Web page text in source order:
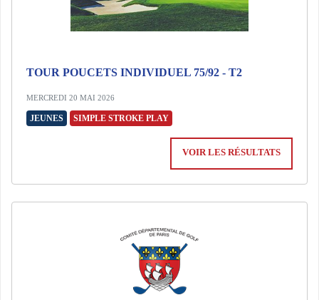
TOUR POUCETS INDIVIDUEL 75/92 - T2
MERCREDI 20 MAI 2026
JEUNES SIMPLE STROKE PLAY
VOIR LES RÉSULTATS